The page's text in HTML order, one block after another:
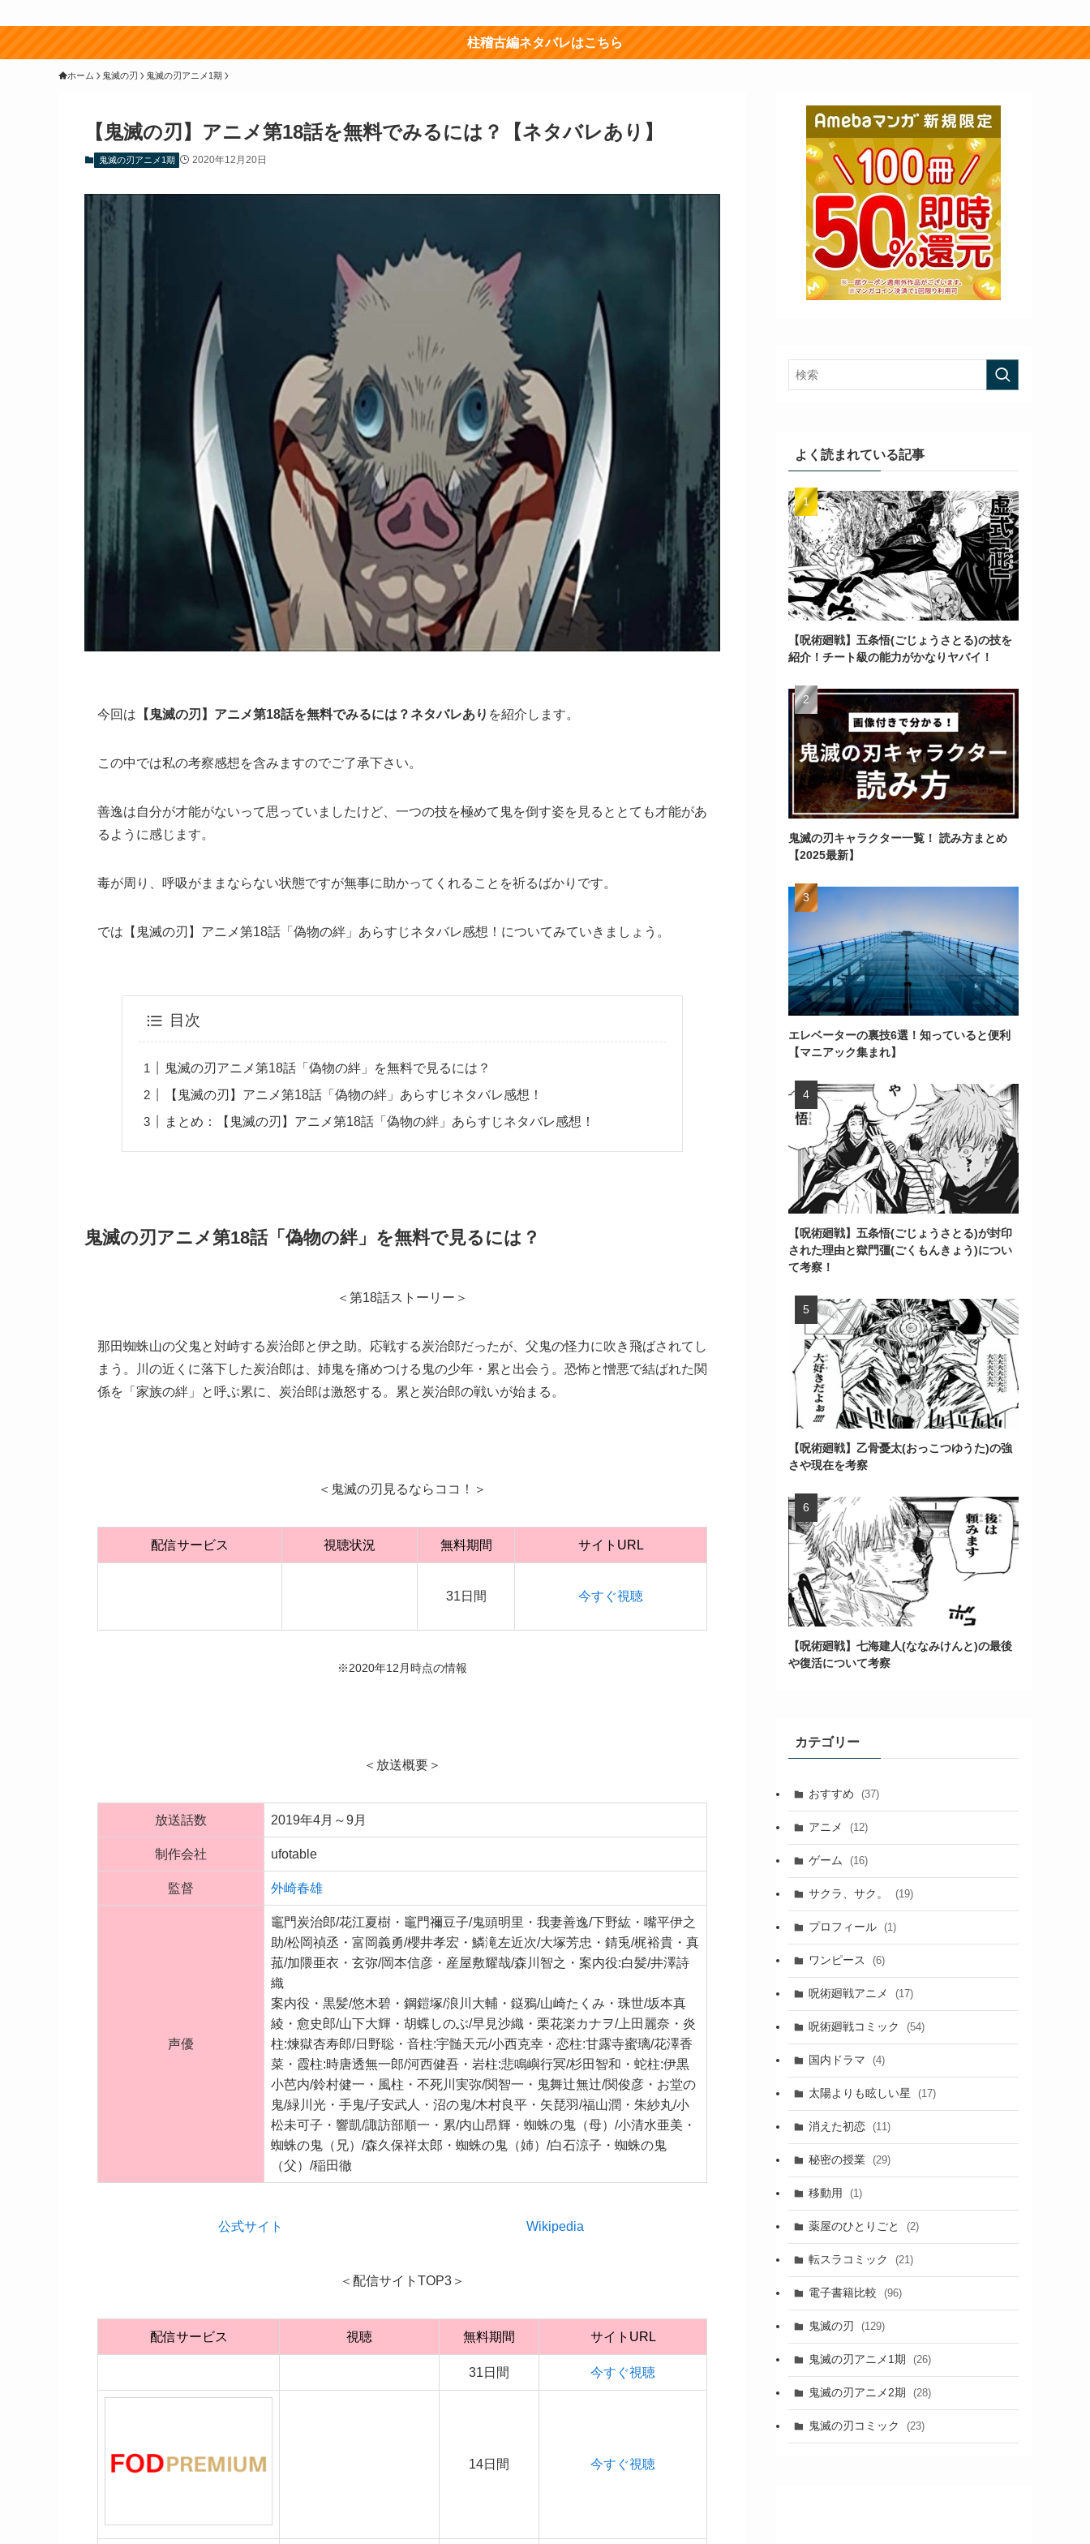
柱稽古編ネタバレはこちら
ホーム 鬼滅の刃 鬼滅の刃アニメ1期
【鬼滅の刃】アニメ第18話を無料でみるには？【ネタバレあり】
鬼滅の刃アニメ1期 2020年12月20日
今回は 【鬼滅の刃】アニメ第18話を無料でみるには？ネタバレあり を紹介します。
この中では私の考察感想を含みますのでご了承下さい。
善逸は自分が才能がないって思っていましたけど、一つの技を極めて鬼を倒す姿を見るととても才能があ
るように感じます。
毒が周り、呼吸がままならない状態ですが無事に助かってくれることを祈るばかりです。
では【鬼滅の刃】アニメ第18話「偽物の絆」あらすじネタバレ感想！についてみていきましょう。
目次
鬼滅の刃アニメ第18話「偽物の絆」を無料で見るには？
【鬼滅の刃】アニメ第18話「偽物の絆」あらすじネタバレ感想！
まとめ：【鬼滅の刃】アニメ第18話「偽物の絆」あらすじネタバレ感想！
鬼滅の刃アニメ第18話「偽物の絆」を無料で見るには？
＜第18話ストーリー＞
那田蜘蛛山の父鬼と対峙する炭治郎と伊之助。応戦する炭治郎だったが、父鬼の怪力に吹き飛ばされてし
まう。川の近くに落下した炭治郎は、姉鬼を痛めつける鬼の少年・累と出会う。恐怖と憎悪で結ばれた関
係を「家族の絆」と呼ぶ累に、炭治郎は激怒する。累と炭治郎の戦いが始まる。
＜鬼滅の刃見るならココ！＞
配信サービス 視聴状況 無料期間 サイトURL
31日間 今すぐ視聴
※2020年12月時点の情報
＜放送概要＞
放送話数 2019年4月～9月
制作会社 ufotable
監督 外崎春雄
声優
竈門炭治郎/花江夏樹・竈門禰豆子/鬼頭明里・我妻善逸/下野紘・嘴平伊之
助/松岡禎丞・富岡義勇/櫻井孝宏・鱗滝左近次/大塚芳忠・錆兎/梶裕貴・真
菰/加隈亜衣・玄弥/岡本信彦・産屋敷耀哉/森川智之・案内役:白髪/井澤詩
織
案内役・黒髪/悠木碧・鋼鎧塚/浪川大輔・鎹鴉/山崎たくみ・珠世/坂本真
綾・愈史郎/山下大輝・胡蝶しのぶ/早見沙織・栗花楽カナヲ/上田麗奈・炎
柱:煉獄杏寿郎/日野聡・音柱:宇髄天元/小西克幸・恋柱:甘露寺蜜璃/花澤香
菜・霞柱:時唐透無一郎/河西健吾・岩柱:悲鳴嶼行冥/杉田智和・蛇柱:伊黒
小芭内/鈴村健一・風柱・不死川実弥/関智一・鬼舞辻無辻/関俊彦・お堂の
鬼/緑川光・手鬼/子安武人・沼の鬼/木村良平・矢琵羽/福山潤・朱紗丸/小
松未可子・響凱/諏訪部順一・累/内山昂輝・蜘蛛の鬼（母）/小清水亜美・
蜘蛛の鬼（兄）/森久保祥太郎・蜘蛛の鬼（姉）/白石涼子・蜘蛛の鬼
（父）/稲田徹
公式サイト Wikipedia
＜配信サイトTOP3＞
配信サービス 視聴 無料期間 サイトURL
31日間 今すぐ視聴
14日間 今すぐ視聴
よく読まれている記事
【呪術廻戦】五条悟(ごじょうさとる)の技を
紹介！チート級の能力がかなりヤバイ！
鬼滅の刃キャラクター一覧！ 読み方まとめ
【2025最新】
エレベーターの裏技6選！知っていると便利
【マニアック集まれ】
【呪術廻戦】五条悟(ごじょうさとる)が封印
された理由と獄門彊(ごくもんきょう)につい
て考察！
【呪術廻戦】乙骨憂太(おっこつゆうた)の強
さや現在を考察
【呪術廻戦】七海建人(ななみけんと)の最後
や復活について考察
カテゴリー
おすすめ (37)
アニメ (12)
ゲーム (16)
サクラ、サク。 (19)
プロフィール (1)
ワンピース (6)
呪術廻戦アニメ (17)
呪術廻戦コミック (54)
国内ドラマ (4)
太陽よりも眩しい星 (17)
消えた初恋 (11)
秘密の授業 (29)
移動用 (1)
薬屋のひとりごと (2)
転スラコミック (21)
電子書籍比較 (96)
鬼滅の刃 (129)
鬼滅の刃アニメ1期 (26)
鬼滅の刃アニメ2期 (28)
鬼滅の刃コミック (23)